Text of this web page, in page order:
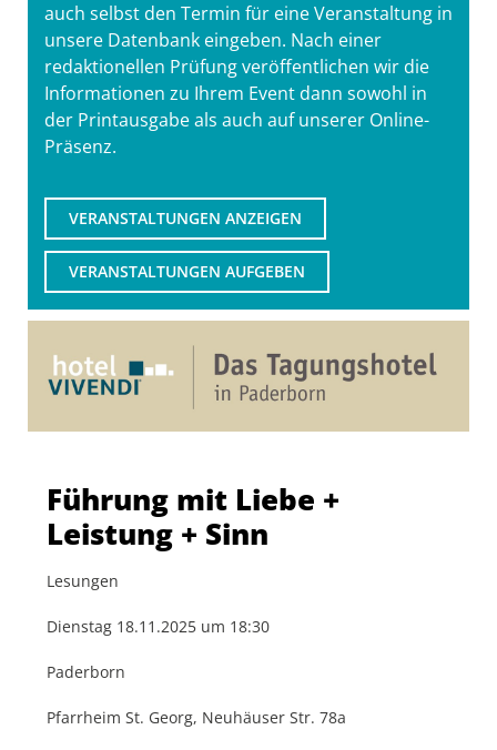
auch selbst den Termin für eine Veranstaltung in
unsere Datenbank eingeben. Nach einer
redaktionellen Prüfung veröffentlichen wir die
Informationen zu Ihrem Event dann sowohl in
der Printausgabe als auch auf unserer Online-
Präsenz.
VERANSTALTUNGEN ANZEIGEN
VERANSTALTUNGEN AUFGEBEN
Führung mit Liebe +
Leistung + Sinn
Lesungen
Dienstag 18.11.2025 um 18:30
Paderborn
Pfarrheim St. Georg, Neuhäuser Str. 78a